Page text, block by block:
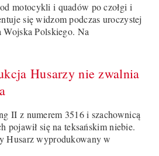
motocykli i quadów po czołgi i
się widzom podczas uroczystej
Polskiego. Na
Husarzy nie zwalnia
II z numerem 3516 i szachownicą
pojawił się na teksańskim niebie.
Husarz wyprodukowany w